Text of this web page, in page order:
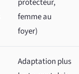
femme au
foyer)
Adaptation plus